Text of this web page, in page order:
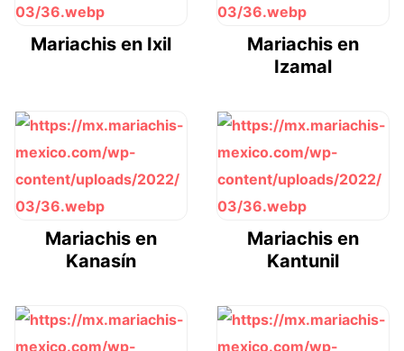
Mariachis en Ixil
Mariachis en
Izamal
Mariachis en
Kanasín
Mariachis en
Kantunil